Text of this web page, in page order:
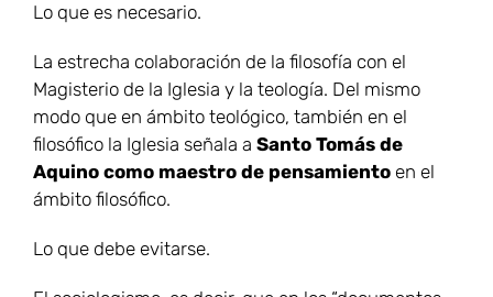
Lo que es necesario.
La estrecha colaboración de la filosofía con el
Magisterio de la Iglesia y la teología. Del mismo
modo que en ámbito teológico, también en el
filosófico la Iglesia señala a Santo Tomás de
Aquino como maestro de pensamiento en el
ámbito filosófico.
Lo que debe evitarse.